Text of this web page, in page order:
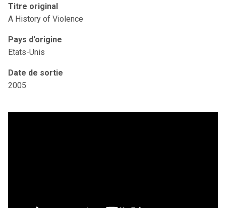
Titre original
A History of Violence
Pays d'origine
Etats-Unis
Date de sortie
2005